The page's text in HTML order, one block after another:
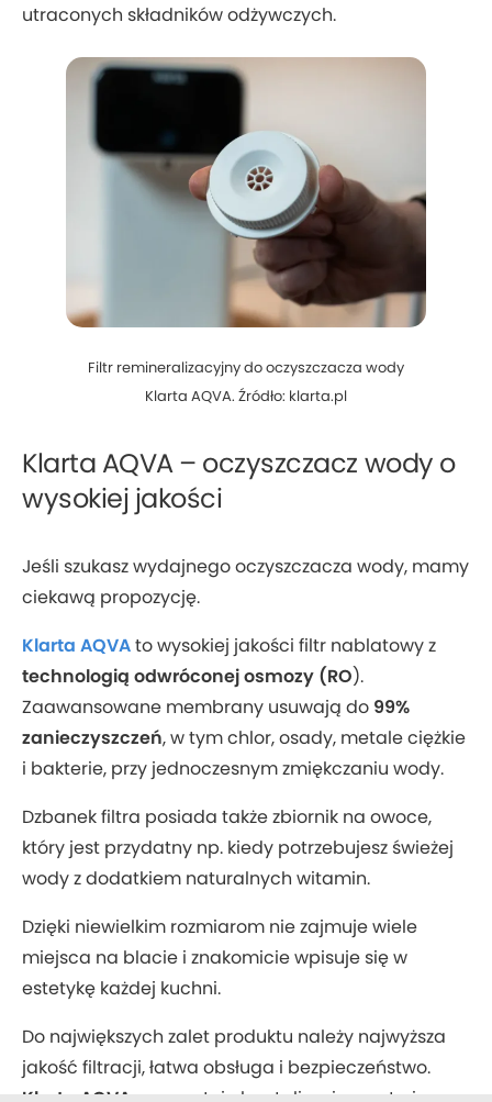
utraconych składników odżywczych.
Filtr remineralizacyjny do oczyszczacza wody
Klarta AQVA. Źródło: klarta.pl
Klarta AQVA – oczyszczacz wody o
wysokiej jakości
Jeśli szukasz wydajnego oczyszczacza wody, mamy
ciekawą propozycję.
Klarta AQVAto wysokiej jakości filtr nablatowy z
technologią odwróconej osmozy (RO).
Zaawansowane membrany usuwają do 99%
zanieczyszczeń, w tym chlor, osady, metale ciężkie
i bakterie, przy jednoczesnym zmiękczaniu wody.
Dzbanek filtra posiada także zbiornik na owoce,
który jest przydatny np. kiedy potrzebujesz świeżej
wody z dodatkiem naturalnych witamin.
Dzięki niewielkim rozmiarom nie zajmuje wiele
miejsca na blacie i znakomicie wpisuje się w
estetykę każdej kuchni.
Do największych zalet produktu należy najwyższa
jakość filtracji, łatwa obsługa i bezpieczeństwo.